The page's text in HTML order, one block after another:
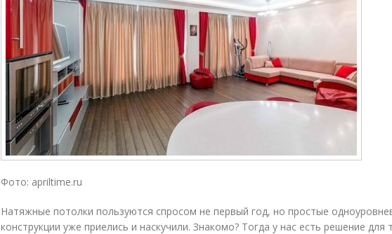
Фото: apriltime.ru
Натяжные потолки пользуются спросом не первый год, но простые
конструкции уже приелись и наскучили. Знакомо? Тогда у нас есть решение для